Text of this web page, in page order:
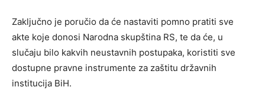
Zaključno je poručio da će nastaviti pomno pratiti sve
akte koje donosi Narodna skupština RS, te da će, u
slučaju bilo kakvih neustavnih postupaka, koristiti sve
dostupne pravne instrumente za zaštitu državnih
institucija BiH.